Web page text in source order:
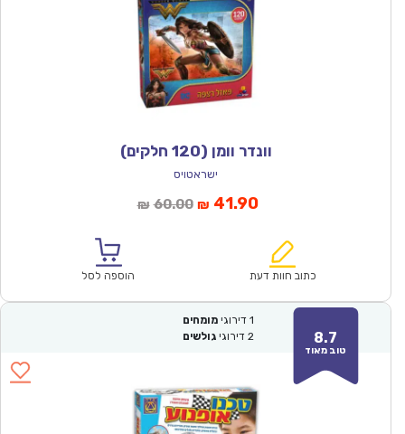
וונדר וומן (120 חלקים)
ישראטויס
₪ 60.00המחיר
₪60.00.
₪ 41.90המחיר
הוא:
כתוב חוות דעת הוספה לסל
8.7
טוב מאוד
1 דירוגי מומחים
2 דירוגי גולשים